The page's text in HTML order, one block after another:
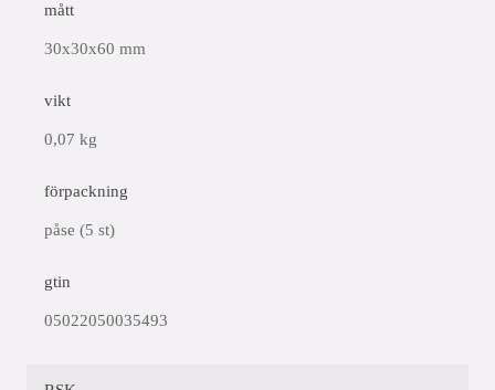
mått
30x30x60 mm
vikt
0,07 kg
förpackning
påse (5 st)
gtin
05022050035493